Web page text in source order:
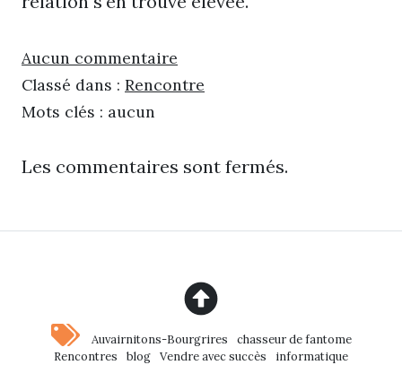
Aucun commentaire
Classé dans : Rencontre
Mots clés : aucun
Les commentaires sont fermés.
Auvairnitons-Bourgrires
chasseur de fantome
Rencontres
blog Vendre avec succès
informatique